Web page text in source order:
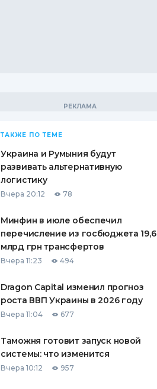
ТАКЖЕ ПО ТЕМЕ
Украина и Румыния будут
развивать альтернативную
логистику
Вчера 20:12 78
Минфин в июле обеспечил
перечисление из госбюджета 19,6
млрд грн трансфертов
Вчера 11:23 494
Dragon Capital изменил прогноз
роста ВВП Украины в 2026 году
Вчера 11:04 677
Таможня готовит запуск новой
системы: что изменится
Вчера 10:12 957